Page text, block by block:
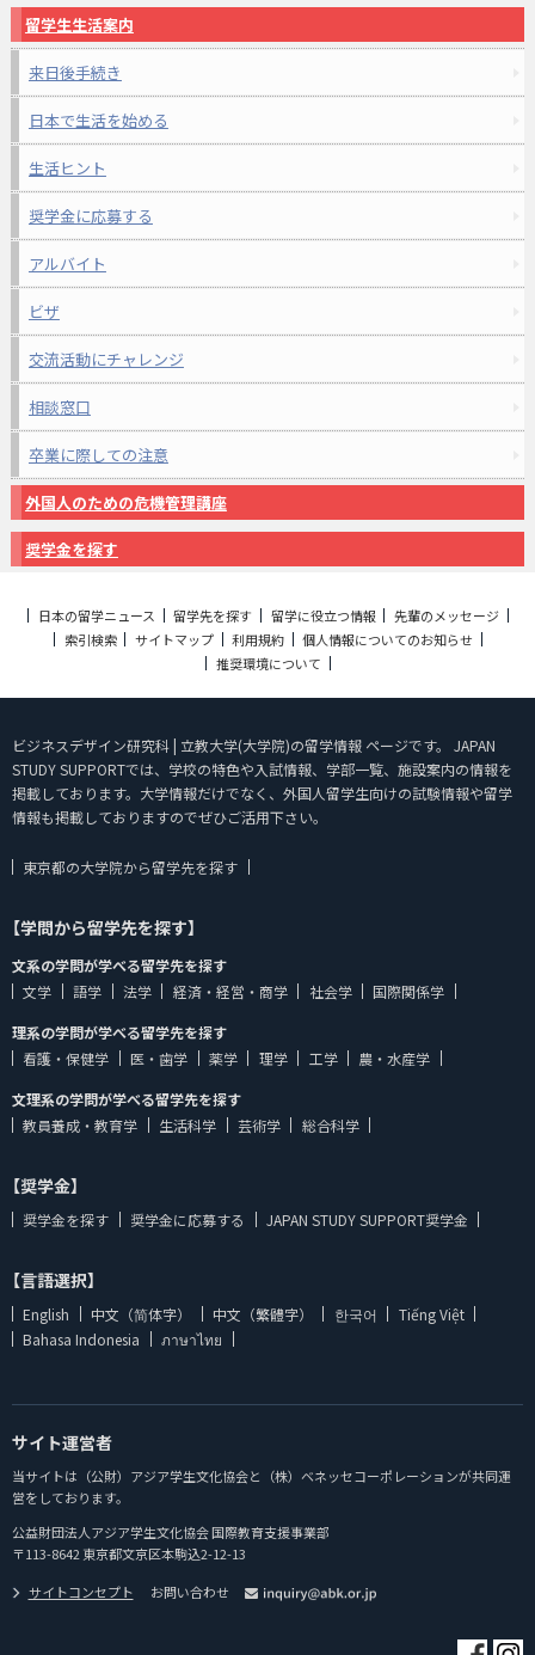
留学生生活案内
来日後手続き
日本で生活を始める
生活ヒント
奨学金に応募する
アルバイト
ビザ
交流活動にチャレンジ
相談窓口
卒業に際しての注意
外国人のための危機管理講座
奨学金を探す
日本の留学ニュース 留学先を探す 留学に役立つ情報
先輩のメッセージ
索引検索
サイトマップ 利用規約
個人情報についてのお知らせ
推奨環境について
ビジネスデザイン研究科 | 立教大学(大学院)の留学情報 ページです。 JAPAN
STUDY SUPPORTでは、学校の特色や入試情報、学部一覧、施設案内の情報を
掲載しております。大学情報だけでなく、外国人留学生向けの試験情報や留学
情報も掲載しておりますのでぜひご活用下さい。
東京都の大学院から留学先を探す
【学問から留学先を探す】
文系の学問が学べる留学先を探す
文学
語学 法学 経済・経営・商学 社会学
国際関係学
理系の学問が学べる留学先を探す
看護・保健学
医・歯学 薬学 理学 工学
農・水産学
文理系の学問が学べる留学先を探す
教員養成・教育学
生活科学 芸術学 総合科学
【奨学金】
奨学金を探す 奨学金に応募する JAPAN STUDY SUPPORT奨学金
【言語選択】
English 中文（简体字） 中文（繁體字） 한국어
Tiếng Việt
Bahasa Indonesia
ภาษาไทย
サイト運営者
当サイトは（公財）アジア学生文化協会と（株）ベネッセコーポレーションが共同運
営をしております。
公益財団法人アジア学生文化協会 国際教育支援事業部
〒113-8642 東京都文京区本駒込2-12-13
サイトコンセプト
お問い合わせ